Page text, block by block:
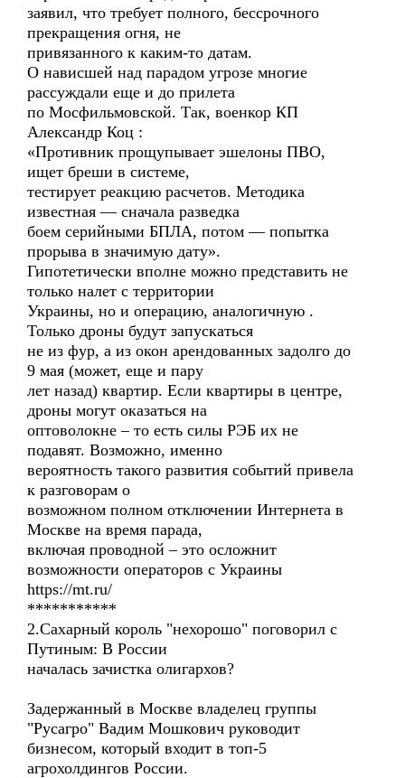
заявил, что требует полного, бессрочного
прекращения огня, не
привязанного к каким-то датам.
О нависшей над парадом угрозе многие
рассуждали еще и до прилета
по Мосфильмовской. Так, военкор КП
Александр Коц :
«Противник прощупывает эшелоны ПВО,
ищет бреши в системе,
тестирует реакцию расчетов. Методика
известная — сначала разведка
боем серийными БПЛА, потом — попытка
прорыва в значимую дату».
Гипотетически вполне можно представить не
только налет с территории
Украины, но и операцию, аналогичную .
Только дроны будут запускаться
не из фур, а из окон арендованных задолго до
9 мая (может, еще и пару
лет назад) квартир. Если квартиры в центре,
дроны могут оказаться на
оптоволокне – то есть силы РЭБ их не
подавят. Возможно, именно
вероятность такого развития событий привела
к разговорам о
возможном полном отключении Интернета в
Москве на время парада,
включая проводной – это осложнит
возможности операторов с Украины
https://mt.ru/
***********
2.Сахарный король "нехорошо" поговорил с
Путиным: В России
началась зачистка олигархов?
Задержанный в Москве владелец группы
"Русагро" Вадим Мошкович руководит
бизнесом, который входит в топ-5
агрохолдингов России.